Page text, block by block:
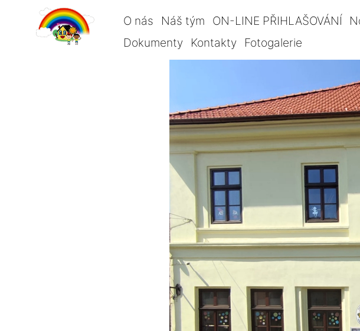
O nás Náš tým ON-LINE PŘIHLAŠOVÁNÍ
Dokumenty
Kontakty Fotogalerie